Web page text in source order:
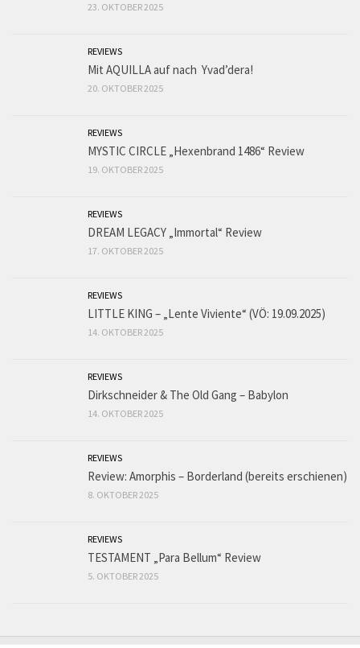
23. OKTOBER 2025
REVIEWS
Mit AQUILLA auf nach Yvad’dera!
20. OKTOBER 2025
REVIEWS
MYSTIC CIRCLE „Hexenbrand 1486“ Review
19. OKTOBER 2025
REVIEWS
DREAM LEGACY „Immortal“ Review
17. OKTOBER 2025
REVIEWS
LITTLE KING – „Lente Viviente“ (VÖ: 19.09.2025)
14. OKTOBER 2025
REVIEWS
Dirkschneider & The Old Gang – Babylon
14. OKTOBER 2025
REVIEWS
Review: Amorphis – Borderland (bereits erschienen)
8. OKTOBER 2025
REVIEWS
TESTAMENT „Para Bellum“ Review
5. OKTOBER 2025